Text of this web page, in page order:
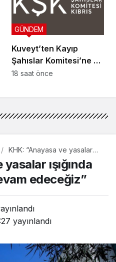
Kuveyt’ten Kayıp
Şahıslar Komitesi’ne 50
bin dolar katkı
GÜNDEM
18 saat önce
KHK: “Anayasa ve yasalar
ışığında hareket etmeye
devam edeceğiz”ışığında
edeceğiz”
yayınlandı